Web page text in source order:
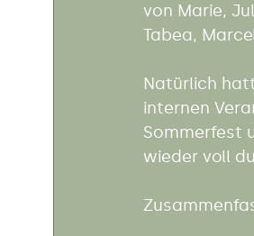
von Marie,
Tabea,
Natürlich
internen
Sommerfest
wieder voll